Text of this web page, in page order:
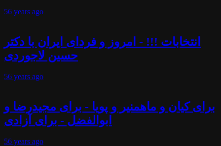
56 years ago
انتخابات !!! - امروز و فردای ایران با دکتر
حسین لاجوردی
56 years ago
برای کیان و ماهمنیر و پویا - برای مجیدرضا و
ابوالفضل - برای آزادی
56 years ago